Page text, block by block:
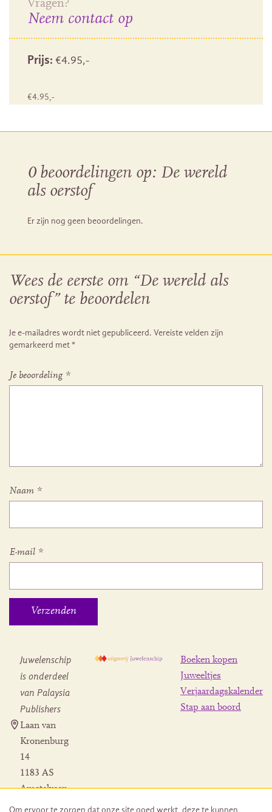
Vragen?
Neem contact op
Prijs: €4.95,-
€4.95,-
0 beoordelingen op: De wereld
als oerstof
Er zijn nog geen beoordelingen.
Wees de eerste om “De wereld als
oerstof” te beoordelen
Je e-mailadres wordt niet gepubliceerd. Vereiste velden zijn
gemarkeerd met*
Je beoordeling *
Naam *
E-mail *
Juwelenschip
is onderdeel
van Palaysia
Publishers
Laan van
Kronenburg
14
1183 AS
Amstelveen
Boeken kopen
Juweeltjes
Verjaardagskalender
Stap aan boord
Om ervoor te zorgen dat onze site goed werkt, deze te kunnen